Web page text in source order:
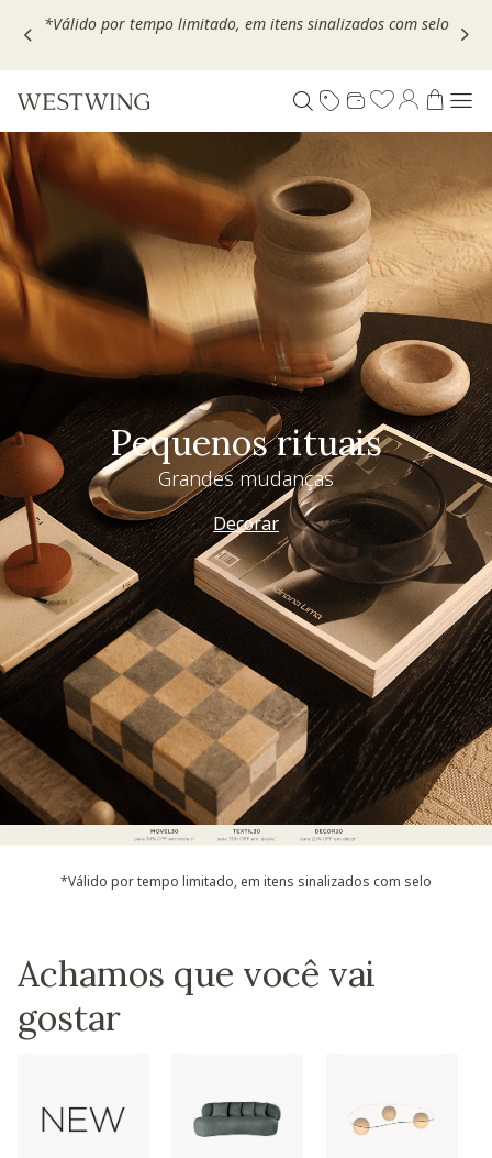
Escolha seu VOUCHER e ganhe até 30% OFF*: useMOVEL30,
Pequenos rituais
Grandes mudanças
Decorar
*Válido por tempo limitado, em itens sinalizados com selo
Achamos que você vai
gostar